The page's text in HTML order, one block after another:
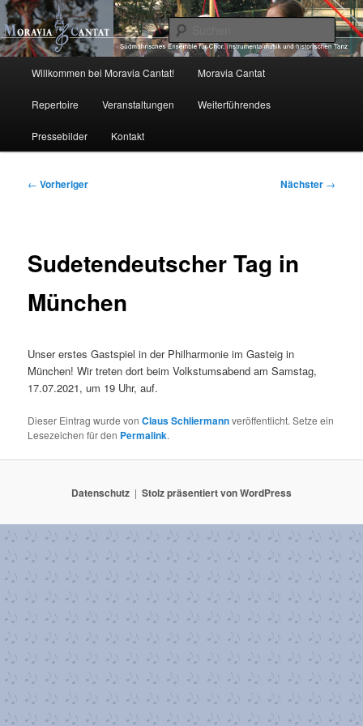
Zum
primären
Inhalt
springenMoravia Cantat
Willkommen bei Moravia Cantat! Moravia Cantat
Repertoire Veranstaltungen Weiterführendes
Pressebilder Kontakt
Beitragsnavigation
← Vorheriger Nächster →
Sudetendeutscher Tag in
München
Unser erstes Gastspiel in der Philharmonie im Gasteig in
München! Wir treten dort beim Volkstumsabend am Samstag,
17.07.2021, um 19 Uhr, auf.
Dieser Eintrag wurde vonClaus Schliermannveröffentlicht. Setze ein
Lesezeichen für den Permalink.
Datenschutz Stolz präsentiert von WordPress